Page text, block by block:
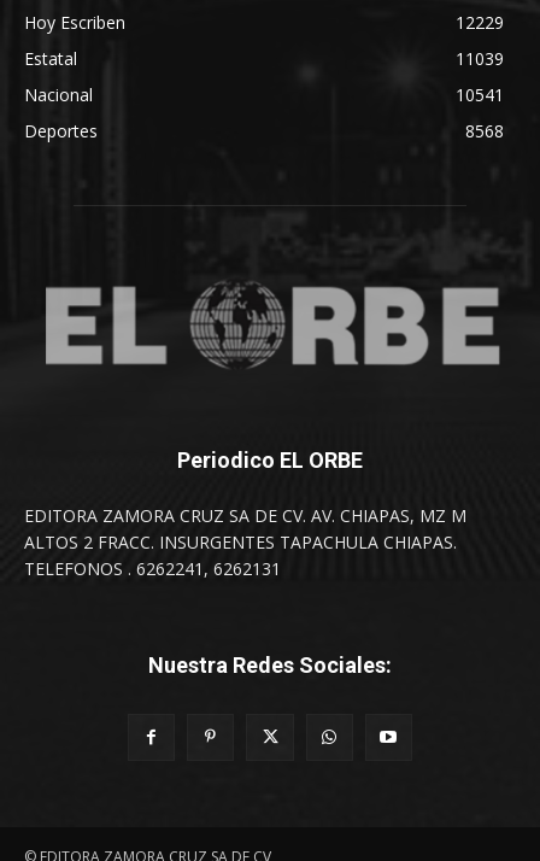
Hoy Escriben
12229
Estatal
11039
Nacional
10541
Deportes
8568
Periodico EL ORBE
EDITORA ZAMORA CRUZ SA DE CV. AV. CHIAPAS, MZ M
ALTOS 2 FRACC. INSURGENTES TAPACHULA CHIAPAS.
TELEFONOS . 6262241, 6262131
Nuestra Redes Sociales: